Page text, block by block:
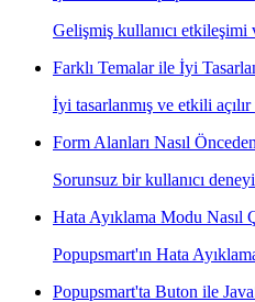
Gelişmiş kullanıcı etkileşimi
Farklı Temalar ile İyi
İyi tasarlanmış ve etkili
Form Alanları Nasıl
Sorunsuz bir kullanıcı
Hata Ayıklama Modu Nasıl
Popupsmart'ın Hata
Popupsmart'ta Buton ile